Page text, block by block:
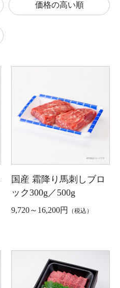
価格の高い順
国産 霜降り馬刺しブロ
ック300g／500g
9,720～16,200円 （税込）